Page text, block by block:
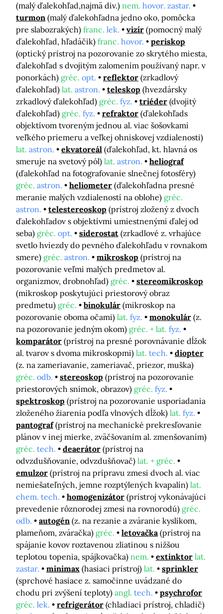
(malý ďalekohľad,najmä div.) nem. hovor. zastar.
turmon (malý ďalekohľadna jedno oko, pomôcka
pre slabozrakých) franc. lek. vizír (pomocný malý
ďalekohľad, hľadáčik) franc. hovor.
periskop
(optický prístroj na pozorovanie zo skrytého miesta,
ďalekohľad s dvojitým zalomením používaný napr. v
ponorkách) gréc. opt. reflektor (zrkadlový
ďalekohľad) lat. astron. teleskop (hvezdársky
zrkadlový ďalekohľad) gréc. fyz. triéder (dvojitý
ďalekohľad) gréc. fyz. refraktor (ďalekohľads
objektívom tvoreným jednou al. viac šošovkami
veľkého priemeru a veľkej ohniskovej vzdialenosti)
lat. astron. ekvatoreál (ďalekohľad, kt. hlavná os
smeruje na svetový pól) lat. astron.
heliograf
(ďalekohľad na fotografovanie slnečnej fotosféry)
gréc. astron. heliometer (ďalekohľadna presné
meranie malých vzdialeností na oblohe) gréc.
astron.
telestereoskop (prístroj zložený z dvoch
ďalekohľadov s objektívmi umiestnenými ďalej od
seba) gréc. opt. siderostat (zrkadlové z. vrhajúce
svetlo hviezdy do pevného ďalekohľadu v rovnakom
smere) gréc. astron. mikroskop (prístroj na
pozorovanie veľmi malých predmetov al.
organizmov, drobnohľad) gréc.
stereomikroskop
(mikroskop poskytujúci priestorový obraz
predmetu) gréc. binokulár (mikroskop na
pozorovanie oboma očami) lat. fyz. monokulár (z.
na pozorovanie jedným okom) gréc. + lat. fyz.
komparátor (prístroj na presné porovnávanie dĺžok
al. tvarov s dvoma mikroskopmi) lat. tech.
diopter
(z. na zameriavanie, zameriavač, priezor, muška)
gréc. odb. stereoskop (prístroj na pozorovanie
priestorových snímok, obrazov) gréc. fyz.
spektroskop (prístroj na pozorovanie usporiadania
zloženého žiarenia podľa vlnových dĺžok) lat. fyz.
pantograf (prístroj na mechanické prekresľovanie
plánov v inej mierke, zväčšovaním al. zmenšovaním)
gréc. tech. deaerátor (prístroj na
odvzdušňovanie, odvzdušňovač) lat. + gréc.
emulzor (prístroj na prípravu zmesi dvoch al. viac
nemiešateľných, jemne rozptýlených kvapalín) lat.
chem. tech.
homogenizátor (prístroj vykonávajúci
prevedenie rôznorodej zmesi na rovnorodú) gréc.
odb.
autogén (z. na rezanie a zváranie kyslíkom,
plameňom, zváračka) gréc. letovačka (prístroj na
spájanie kovov roztavenou zliatinou s nižšou
teplotou topenia, spájkovačka) nem. extinktor lat.
zastar.
minimax (hasiaci prístroj) lat.
sprinkler
(sprchové hasiace z. samočinne uvádzané do
chodu pri zvýšení teploty) angl. tech.
psychrofor
gréc. lek. refrigerátor (chladiaci prístroj, chladič)